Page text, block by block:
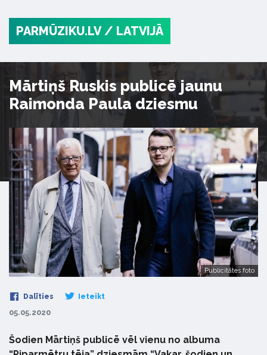
PARMŪZIKU.LV / LATVIJĀ
Mārtiņš Ruskis publicē jaunu
Raimonda Paula dziesmu
Publicitātes foto
Dalīties Ieteikt
05.05.2020
Šodien Mārtiņš publicē vēl vienu no albuma